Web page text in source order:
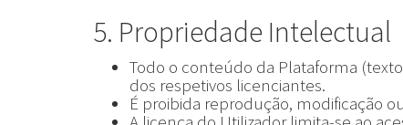
5. Propriedade Intelectual
Todo o conteúdo da Plataforma
dos respetivos licenciantes.
É proibida reprodução, modificação